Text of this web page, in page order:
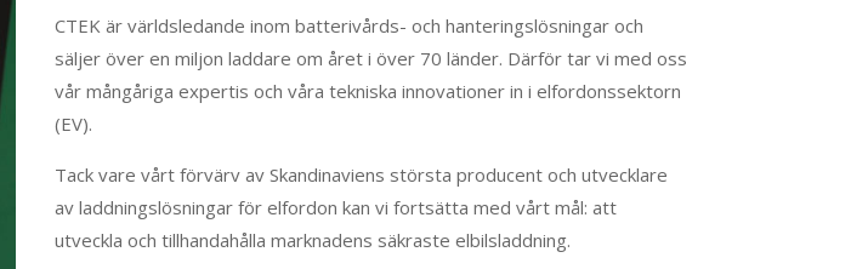
CTEK är världsledande inom batterivårds- och hanteringslösningar och
säljer över en miljon laddare om året i över 70 länder. Därför tar vi med oss
vår mångåriga expertis och våra tekniska innovationer in i elfordonssektorn
(EV).
Tack vare vårt förvärv av Skandinaviens största producent och utvecklare
av laddningslösningar för elfordon kan vi fortsätta med vårt mål: att
utveckla och tillhandahålla marknadens säkraste elbilsladdning.